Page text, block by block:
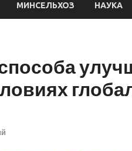
МИНСЕЛЬХОЗ НАУКА